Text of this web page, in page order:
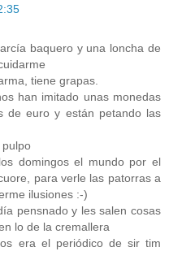
baquero y una loncha de
tiene grapas.
han imitado unas monedas
de euro y están petando las
domingos el mundo por el
para verle las patorras a
ilusiones :-)
pensnado y les salen cosas
lo de la cremallera
era el periódico de sir tim